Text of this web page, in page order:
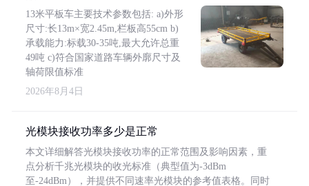
13米平板车主要技术参数包括: a)外形
尺寸:长13m×宽2.45m,栏板高55cm b)
承载能力:标载30-35吨,最大允许总重
49吨 c)符合国家道路车辆外廓尺寸及
轴荷限值标准
2026年8月4日
光模块接收功率多少是正常
本文详细解答光模块接收功率的正常范围及影响因素，重
点分析千兆光模块的收光标准（典型值为-3dBm
至-24dBm），并提供不同速率光模块的参考值表格。同时